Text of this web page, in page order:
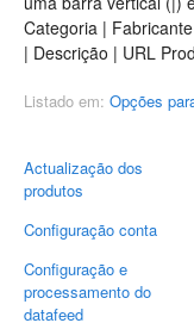
Actualização dos
produtos
Configuração conta
Configuração e
processamento do
datafeed
Categoria |
| Descrição | URL
Listado em: Opções